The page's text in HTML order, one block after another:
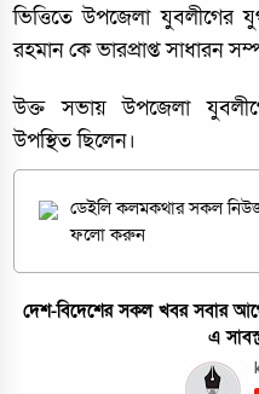
ভিত্তিতে উপজেলা যুবলীগের
রহমান কে ভারপ্রাপ্ত সাধারন
উক্ত সভায় উপজেলা
উপস্থিত ছিলেন।
ডেইলি কলমকথার সকল
ফলো করুন
দেশ-বিদেশের সকল খবর সবার
এ